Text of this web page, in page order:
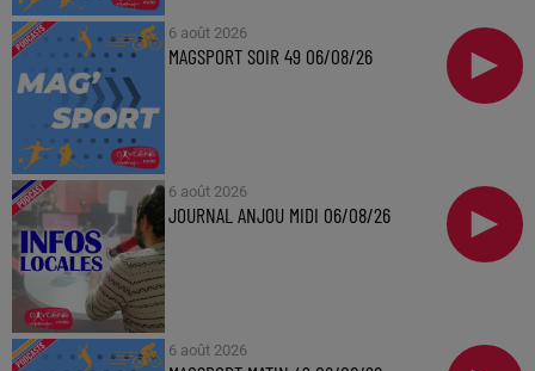
6 août 2026
MAGSPORT SOIR 49 06/08/26
6 août 2026
JOURNAL ANJOU MIDI 06/08/26
6 août 2026